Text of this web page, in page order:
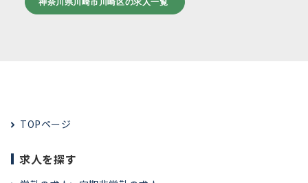
神奈川県川崎市川崎区の求人一覧
TOPページ
求人を探す